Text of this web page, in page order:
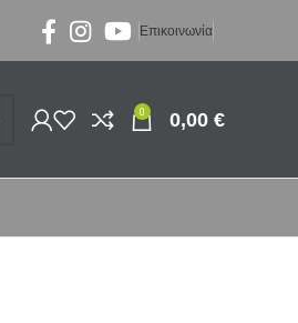
Επικοινωνία
0 0,00 €